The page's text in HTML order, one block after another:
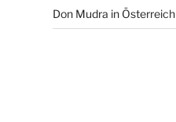
Don Mudra in Österreich